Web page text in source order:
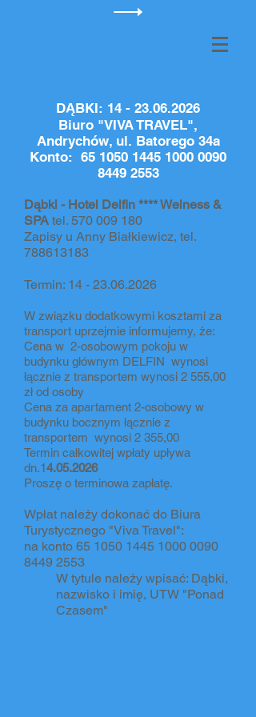
DĄBKI: 14 - 23.06.2026
Biuro "VIVA TRAVEL",
Andrychów, ul. Batorego 34a
Konto: 65 1050 1445 1000 0090
8449 2553
Dąbki - Hotel Delfin **** Welness &
SPA tel. 570 009 180
Zapisy u Anny Białkiewicz, tel.
788613183
Termin: 14 - 23.06.2026
W związku dodatkowymi kosztami za
transport uprzejmie informujemy, że:
Cena w 2-osobowym pokoju w
budynku głównym DELFIN wynosi
łącznie z transportem wynosi 2 555,00
zł od osoby
Cena za apartament 2-osobowy w
budynku bocznym łącznie z
transportem wynosi 2 355,00
Termin całkowitej wpłaty upływa
dn.14.05.2026
Proszę o terminowa zapłatę.
Wpłat należy dokonać do Biura
Turystycznego "Viva Travel":
na konto 65 1050 1445 1000 0090
8449 2553
W tytule należy wpisać: Dąbki,
nazwisko i imię, UTW "Ponad
Czasem"